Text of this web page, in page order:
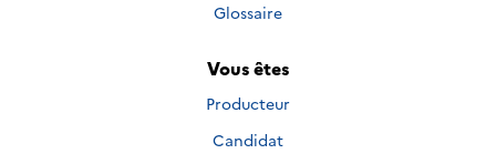
Glossaire
Vous êtes
Producteur
Candidat